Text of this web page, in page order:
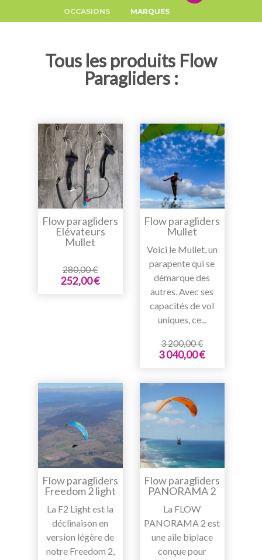
OCCASIONS MARQUES
Tous les produits Flow
Paragliders :
Flow paragliders
Elévateurs
Mullet
280,00 €
252,00 €
Flow paragliders
Mullet
Voici le Mullet, un
parapente qui se
démarque des
autres. Avec ses
capacités de vol
uniques, ce...
3 200,00 €
3 040,00 €
Flow paragliders
Freedom 2 light
La F2 Light est la
déclinaison en
version légère de
notre Freedom 2,
Flow paragliders
PANORAMA 2
La FLOW
PANORAMA 2 est
une aile biplace
conçue pour